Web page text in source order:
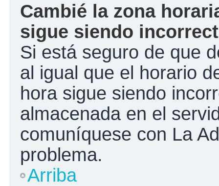
Cambié la zona
sigue siendo
Si está seguro de que
al igual que el horario
hora sigue siendo
almacenada en el
comuníquese con La
problema.
Arriba